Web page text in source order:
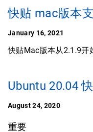
快贴 mac版本
January 16, 2021
快贴Mac版本从2.1.9
Ubuntu 20.04
August 24, 2020
重要